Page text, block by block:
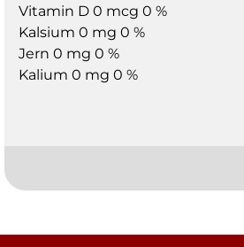
Vitamin D 0 mcg 0 %
Kalsium 0 mg 0 %
Jern 0 mg 0 %
Kalium 0 mg 0 %